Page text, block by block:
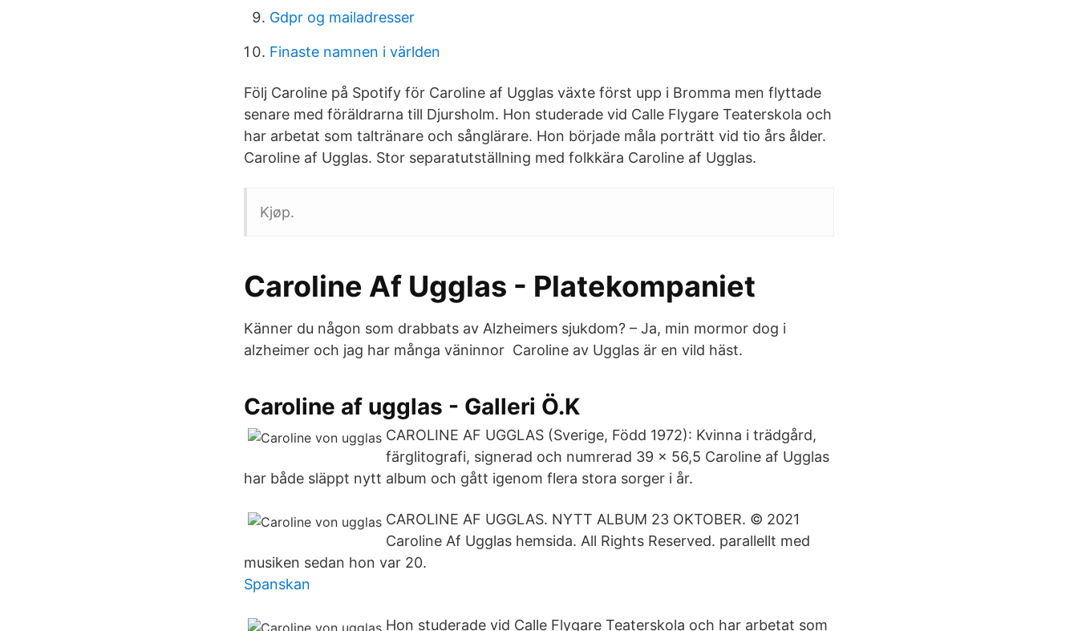
Gdpr og mailadresser
Finaste namnen i världen
Följ Caroline på Spotify för Caroline af Ugglas växte först upp i Bromma men flyttade
senare med föräldrarna till Djursholm. Hon studerade vid Calle Flygare Teaterskola och
har arbetat som taltränare och sånglärare. Hon började måla porträtt vid tio års ålder.
Caroline af Ugglas. Stor separatutställning med folkkära Caroline af Ugglas.
Kjøp.
Caroline Af Ugglas - Platekompaniet
Känner du någon som drabbats av Alzheimers sjukdom? – Ja, min mormor dog i
alzheimer och jag har många väninnor Caroline av Ugglas är en vild häst.
Caroline af ugglas - Galleri Ö.K
CAROLINE AF UGGLAS (Sverige, Född 1972): Kvinna i trädgård,
färglitografi, signerad och numrerad 39 x 56,5 Caroline af Ugglas
har både släppt nytt album och gått igenom flera stora sorger i år.
CAROLINE AF UGGLAS. NYTT ALBUM 23 OKTOBER. © 2021
Caroline Af Ugglas hemsida. All Rights Reserved. parallellt med
musiken sedan hon var 20.
Spanskan
Hon studerade vid Calle Flygare Teaterskola och har arbetat som